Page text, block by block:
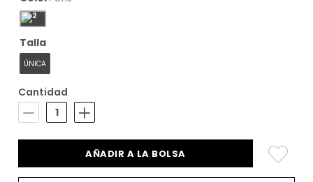
Talla
ÚNICA
Cantidad
AÑADIR A LA BOLSA